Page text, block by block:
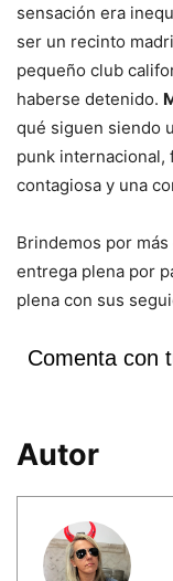
sensación era
ser un recinto
pequeño club
haberse detenido.
qué siguen siendo
punk internacional,
contagiosa y una
Brindemos por
entrega plena por
plena con sus
Comenta con
Autor